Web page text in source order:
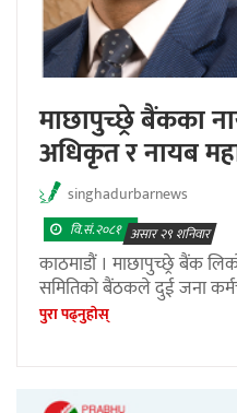
माछापुच्छ्रे बैंकका
अधिकृत र नायब
singhadurbarnews
वि.सं.२०८१ असार २९ शनिवार
काठमाडौं । माछापुच्छ्रे बैंक
समितिको बैंठकले दुई जना
पुरा पढ्नुहाेस्